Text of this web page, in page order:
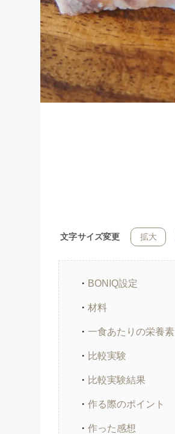
文字サイズ変更 拡大
・ BONIQ設定
・材料
・一食あたりの栄養素
・ 比較実験
・ 比較実験結果
・作る際のポイント
・作った感想